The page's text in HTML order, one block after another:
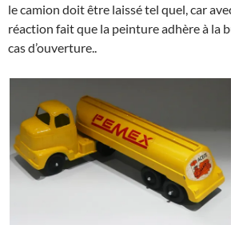
le camion doit être laissé tel quel, car
réaction fait que la peinture adhère à la
cas d’ouverture..